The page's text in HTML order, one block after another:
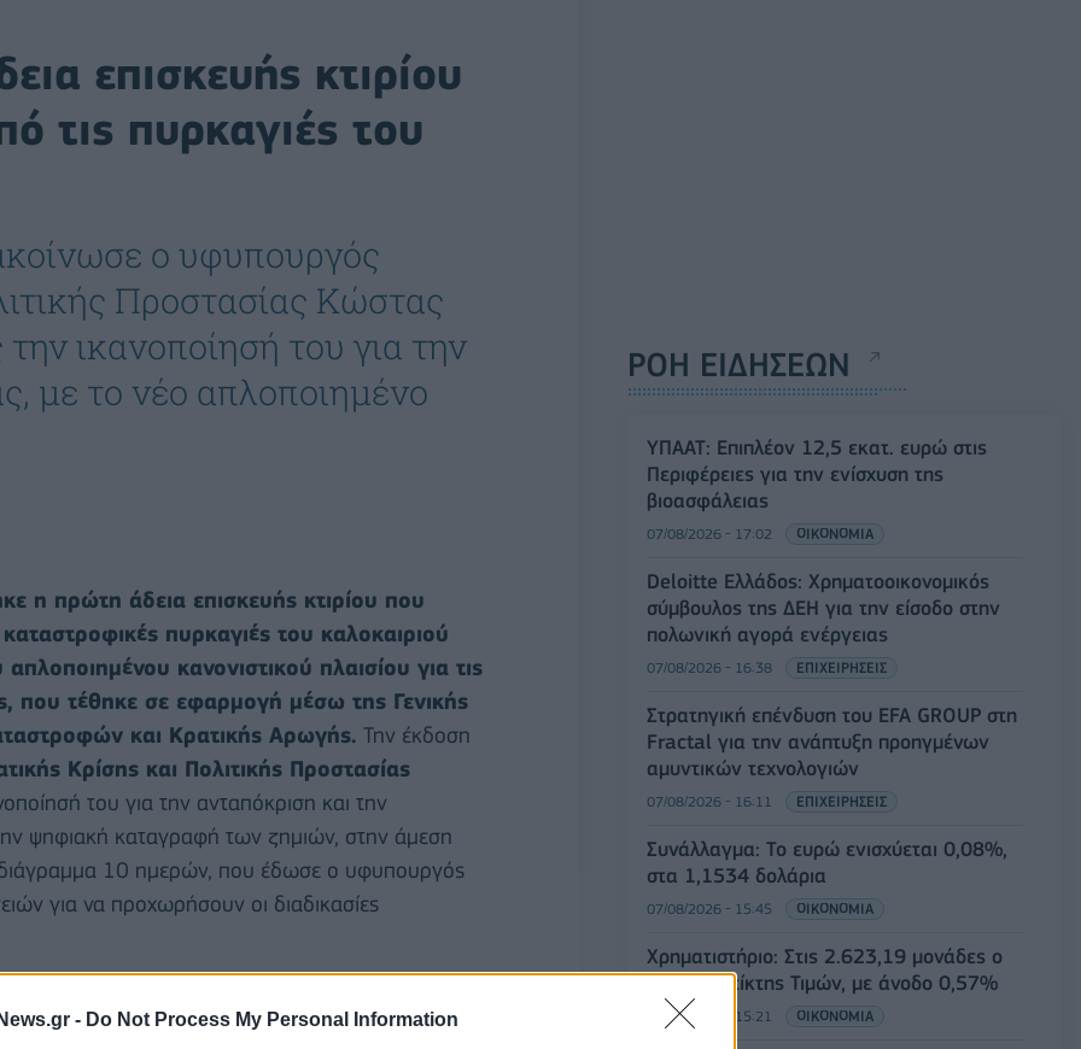
- Do Not Process My Personal Information
επισκευής κτιρίου
τις πυρκαγιές του
ο υφυπουργός
Προστασίας Κώστας
ικανοποίησή του για την
με το νέο απλοποιημένο
η πρώτη άδεια επισκευής κτιρίου που
πυρκαγιές του καλοκαιριού
κανονιστικού πλαισίου για τις
που τέθηκε σε εφαρμογή μέσω της Γενικής
και Κρατικής Αρωγής. Την έκδοση
Κρίσης και Πολιτικής Προστασίας
του για την ανταπόκριση και την
ψηφιακή καταγραφή των ζημιών, στην άμεση
10 ημερών, που έδωσε ο υφυπουργός
για να προχωρήσουν οι διαδικασίες
ΡΟΗ ΕΙΔΗΣΕΩΝ
ΥΠΑΑΤ: Επιπλέον 12,5 εκατ. ευρώ στις
Περιφέρειες για την ενίσχυση της
βιοασφάλειας
07/08/2026 - 17:02 ΟΙΚΟΝΟΜΙΑ
Deloitte Ελλάδος: Χρηματοοικονομικός
σύμβουλος της ΔΕΗ για την είσοδο στην
πολωνική αγορά ενέργειας
07/08/2026 - 16:38 ΕΠΙΧΕΙΡΗΣΕΙΣ
Στρατηγική επένδυση του EFA GROUP στη
Fractal για την ανάπτυξη προηγμένων
αμυντικών τεχνολογιών
07/08/2026 - 16:11 ΕΠΙΧΕΙΡΗΣΕΙΣ
Συνάλλαγμα: Το ευρώ ενισχύεται 0,08%,
στα 1,1534 δολάρια
07/08/2026 - 15:45 ΟΙΚΟΝΟΜΙΑ
Χρηματιστήριο: Στις 2.623,19 μονάδες ο
Γενικός Δείκτης Τιμών, με άνοδο 0,57%
07/08/2026 - 15:21 ΟΙΚΟΝΟΜΙΑ